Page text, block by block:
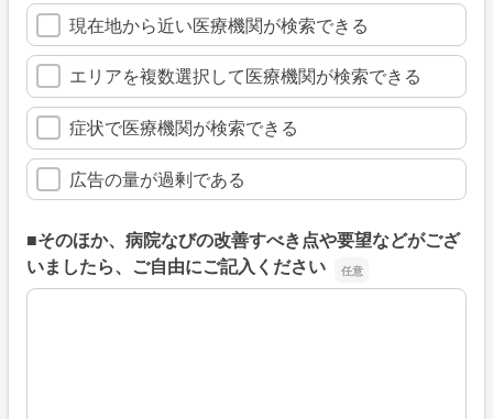
現在地から近い医療機関が検索できる
エリアを複数選択して医療機関が検索できる
症状で医療機関が検索できる
広告の量が過剰である
■そのほか、病院なびの改善すべき点や要望などがござ
いましたら、ご自由にご記入ください
■そのほか、病院なびの改善すべき点や要望などがござい